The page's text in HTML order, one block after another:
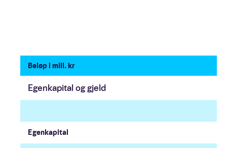
Beløp i mill. kr
Egenkapital og gjeld
Egenkapital